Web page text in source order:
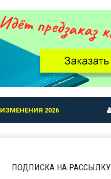
ИЗМЕНЕНИЯ 2026
ПОДПИСКА НА РАССЫЛКУ